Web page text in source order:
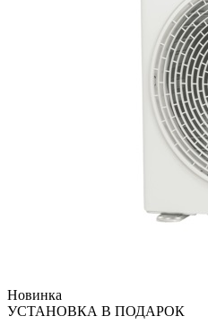
Новинка
УСТАНОВКА В ПОДАРОК